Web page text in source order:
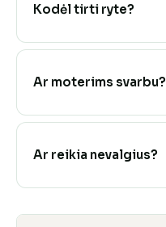
Kodėl tirti ryte?
Ar moterims svarbu?
Ar reikia nevalgius?